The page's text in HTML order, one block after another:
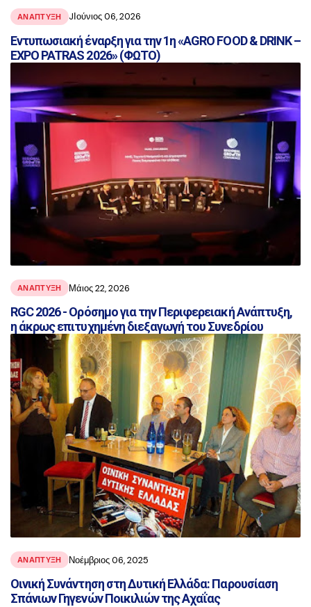
ΑΝΑΠΤΥΞΗ JΙούνιος 06, 2026
Εντυπωσιακή έναρξη για την 1η «AGRO FOOD & DRINK –
EXPO PATRAS 2026» (ΦΩΤΟ)
ΑΝΑΠΤΥΞΗ Μάιος 22, 2026
RGC 2026 - Ορόσημο για την Περιφερειακή Ανάπτυξη,
η άκρως επιτυχημένη διεξαγωγή του Συνεδρίου
ΑΝΑΠΤΥΞΗ Νοέμβριος 06, 2025
Οινική Συνάντηση στη Δυτική Ελλάδα: Παρουσίαση
Σπάνιων Γηγενών Ποικιλιών της Αχαΐας